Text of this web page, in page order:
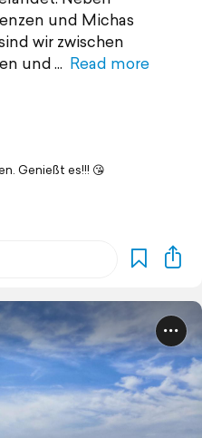
und Michas
wir zwischen
und
Read more
Genießt es!!! 😘